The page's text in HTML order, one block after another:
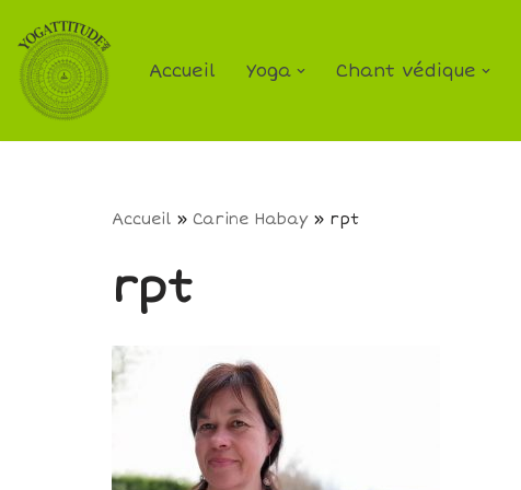
Aller
au
contenu
Accueil Yoga Chant védique
Accueil » Carine Habay» rpt
rpt